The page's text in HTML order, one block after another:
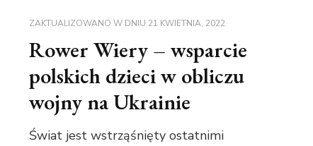
ZAKTUALIZOWANO W DNIU 21 KWIETNIA, 2022
Rower Wiery – wsparcie
polskich dzieci w obliczu
wojny na Ukrainie
Świat jest wstrząśnięty ostatnimi